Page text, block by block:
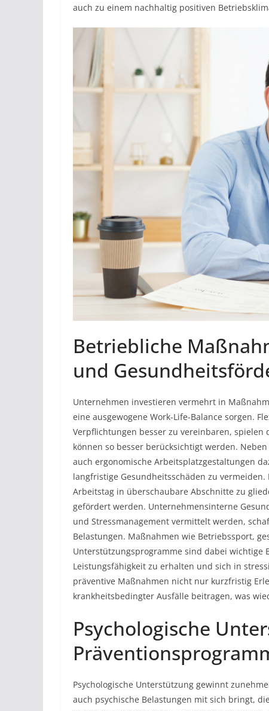
auch zu einem nachhaltig positiven
Betriebliche
und
Unternehmen investieren vermehrt in
eine ausgewogene Work-Life-Balance sorgen.
Verpflichtungen besser zu vereinbaren,
können so besser berücksichtigt werden.
auch ergonomische Arbeitsplatzgestaltungen
langfristige Gesundheitsschäden zu
Arbeitstag in überschaubare Abschnitte zu
gefördert werden. Unternehmensinterne
und Stressmanagement vermittelt werden,
Belastungen. Maßnahmen wie Betriebssport,
Unterstützungsprogramme sind dabei
Leistungsfähigkeit zu erhalten und sich in
präventive Maßnahmen nicht nur kurzfristig
krankheitsbedingter Ausfälle beitragen, was
Psychologische
Psychologische Unterstützung gewinnt
auch psychische Belastungen mit sich bringt,